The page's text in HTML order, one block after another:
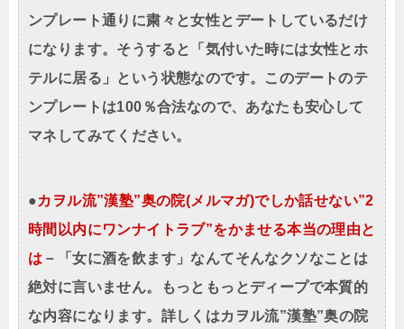
ンプレート通りに粛々と女性とデートしているだけ
になります。そうすると「気付いた時には女性とホ
テルに居る」という状態なのです。このデートのテ
ンプレートは100％合法なので、あなたも安心して
マネしてみてください。
●カヲル流”漢塾”奥の院(メルマガ)でしか話せない”2
時間以内にワンナイトラブ”をかませる本当の理由と
は －「女に酒を飲ます」なんてそんなクソなことは
絶対に言いません。もっともっとディープで本質的
な内容になります。詳しくはカヲル流”漢塾”奥の院